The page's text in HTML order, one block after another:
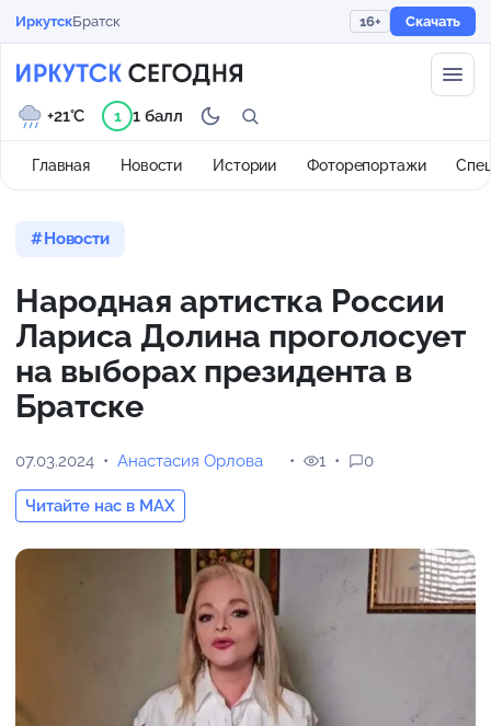
ИркутскБратск 16+ Скачать
Главная Новости Истории Фоторепортажи
+21°C 1 1 балл
Новости
Народная артистка России
Лариса Долина проголосует
на выборах президента в
Братске
07.03.2024 Анастасия Орлова
Читайте нас в MAX
1 0